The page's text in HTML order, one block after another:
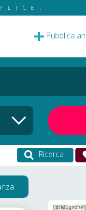
Pubblica
Ricerca